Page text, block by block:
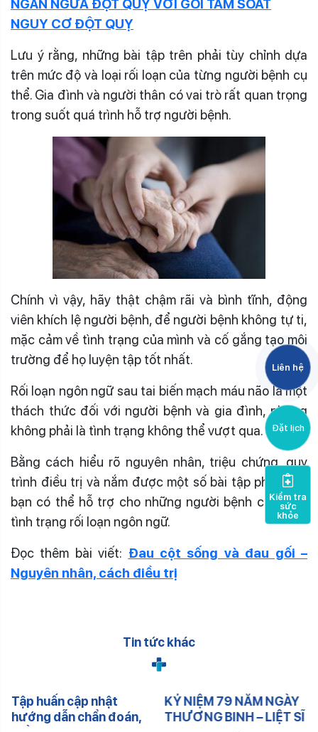
NGĂN NGỪA ĐỘT QUỴ VỚI GÓI TẦM SOÁT
NGUY CƠ ĐỘT QUỴ
Lưu ý rằng, những bài tập trên phải tùy chỉnh dựa
trên mức độ và loại rối loạn của từng người bệnh cụ
thể. Gia đình và người thân có vai trò rất quan trọng
trong suốt quá trình hỗ trợ người bệnh.
Chính vì vậy, hãy thật chậm rãi và bình tĩnh, động
viên khích lệ người bệnh, để người bệnh không tự ti,
mặc cảm về tình trạng của mình và cố gắng tạo môi
trường để họ luyện tập tốt nhất.
Rối loạn ngôn ngữ sau tai biến mạch máu não là một
thách thức đối với người bệnh và gia đình, nhưng
không phải là tình trạng không thể vượt qua.
Bằng cách hiểu rõ nguyên nhân, triệu chứng, quy
trình điều trị và nắm được một số bài tập phục hồi,
bạn có thể hỗ trợ cho những người bệnh cải thiện
tình trạng rối loạn ngôn ngữ.
Đọc thêm bài viết: Đau cột sống và đau gối –
Nguyên nhân, cách điều trị
Tin tức khác
Tập huấn cập nhật
hướng dẫn chẩn đoán,
KỶ NIỆM 79 NĂM NGÀY
THƯƠNG BINH – LIỆT SĨ
Liên hệ
Đặt lịch
Kiểm tra
sức
khỏe